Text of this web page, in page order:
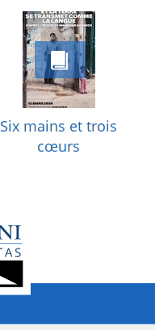
Six mains et trois
cœurs